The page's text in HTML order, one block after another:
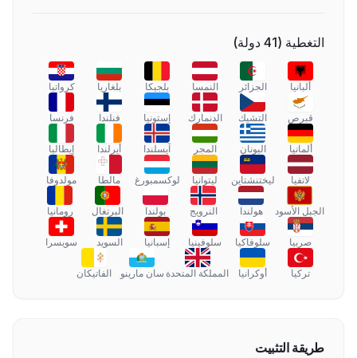
التغطية (
41 دولة)
ألبانيا الجزائر النمسا بلجيكا بلغاريا كرواتيا
قبرص التشيك الدنمارك إستونيا فنلندا فرنسا
ألمانيا اليونان المجر آيسلندا أيرلندا إيطاليا
لاتفيا ليختنشتاين ليتوانيا لوكسمبورغ مالطا مولدوفا
الجبل الأسود هولندا النرويج بولندا البرتغال رومانيا
صربيا سلوفاكيا سلوفينيا إسبانيا السويد سويسرا
تركيا أوكرانيا المملكة المتحدة سان مارينو الفاتيكان
طريقة التثبيت